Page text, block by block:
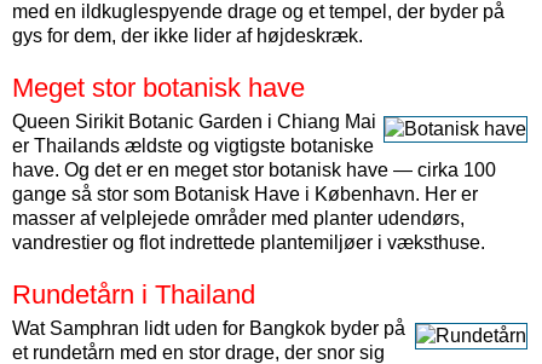
med en ildkuglespyende drage og et tempel, der byder på
gys for dem, der ikke lider af højdeskræk.
Meget stor botanisk have
Queen Sirikit Botanic Garden i Chiang Mai
er Thailands ældste og vigtigste botaniske
have. Og det er en meget stor botanisk have — cirka 100
gange så stor som Botanisk Have i København. Her er
masser af velplejede områder med planter udendørs,
vandrestier og flot indrettede plantemiljøer i væksthuse.
Rundetårn i Thailand
Wat Samphran lidt uden for Bangkok byder på
et rundetårn med en stor drage, der snor sig